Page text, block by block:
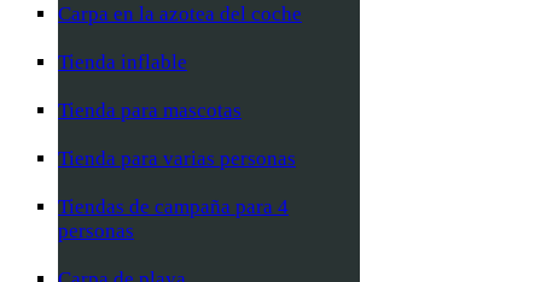
Carpa en la azotea del coche
Tienda inflable
Tienda para mascotas
Tienda para varias personas
Tiendas de campaña para 4
personas